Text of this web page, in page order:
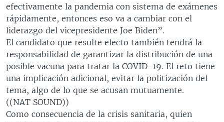
efectivamente la pandemia con sistema de exámenes
rápidamente, entonces eso va a cambiar con el
liderazgo del vicepresidente Joe Biden”.
El candidato que resulte electo también tendrá la
responsabilidad de garantizar la distribución de una
posible vacuna para tratar la COVID-19. El reto tiene
una implicación adicional, evitar la politización del
tema, algo de lo que se acusan mutuamente.
((NAT SOUND))
Como consecuencia de la crisis sanitaria, quien